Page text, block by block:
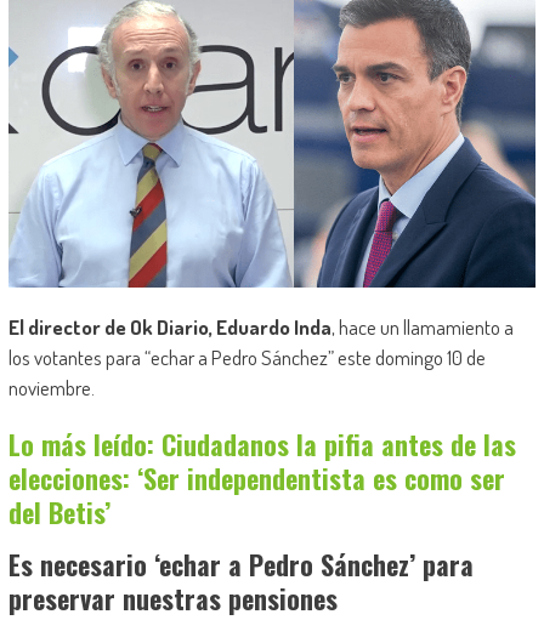
El director de Ok Diario, Eduardo Inda, hace un llamamiento a
los votantes para “echar a Pedro Sánchez” este domingo 10 de
noviembre.
Lo más leído: Ciudadanos la pifia antes de las
elecciones: ‘Ser independentista es como ser
del Betis’
Es necesario ‘echar a Pedro Sánchez’ para
preservar nuestras pensiones